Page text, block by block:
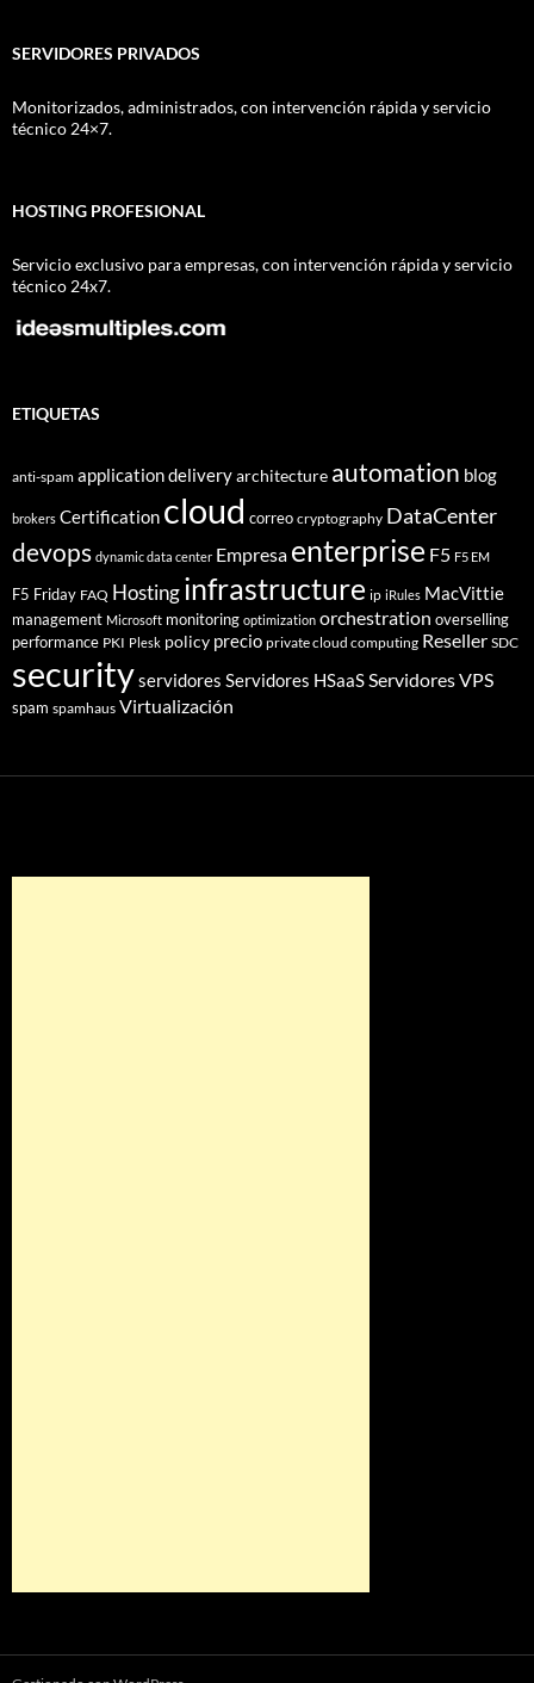
SERVIDORES PRIVADOS
Monitorizados, administrados, con intervención rápida y servicio
técnico 24×7.
HOSTING PROFESIONAL
Servicio exclusivo para empresas, con intervención rápida y servicio
técnico 24x7.
ETIQUETAS
anti-spam application deliveryarchitecture automation blog
brokers Certification cloud correo cryptography DataCenter
devops dynamic data center Empresa enterprise F5 F5 EM
F5 Friday FAQ Hostinginfrastructure ip iRules MacVittie
management Microsoft monitoring optimization orchestration overselling
performance PKI Plesk policy precio private cloud computing Reseller SDC
securityservidores Servidores HSaaSServidores VPS
spam spamhaus Virtualización